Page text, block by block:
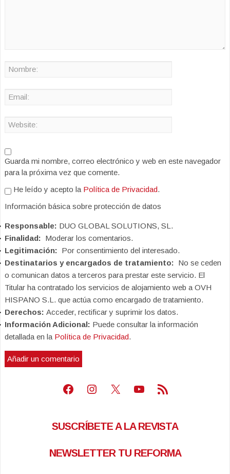
Guarda mi nombre, correo electrónico y web en este navegador
para la próxima vez que comente.
He leído y acepto la Política de Privacidad.
Información básica sobre protección de datos
Responsable: DUO GLOBAL SOLUTIONS, SL.
Finalidad: Moderar los comentarios.
Legitimación: Por consentimiento del interesado.
Destinatarios y encargados de tratamiento: No se ceden
o comunican datos a terceros para prestar este servicio. El
Titular ha contratado los servicios de alojamiento web a OVH
HISPANO S.L. que actúa como encargado de tratamiento.
Derechos: Acceder, rectificar y suprimir los datos.
Información Adicional: Puede consultar la información
detallada en la Política de Privacidad.
Facebook
Instagram
X Youtube
Feed RSS
SUSCRÍBETE A LA REVISTA
NEWSLETTER TU REFORMA